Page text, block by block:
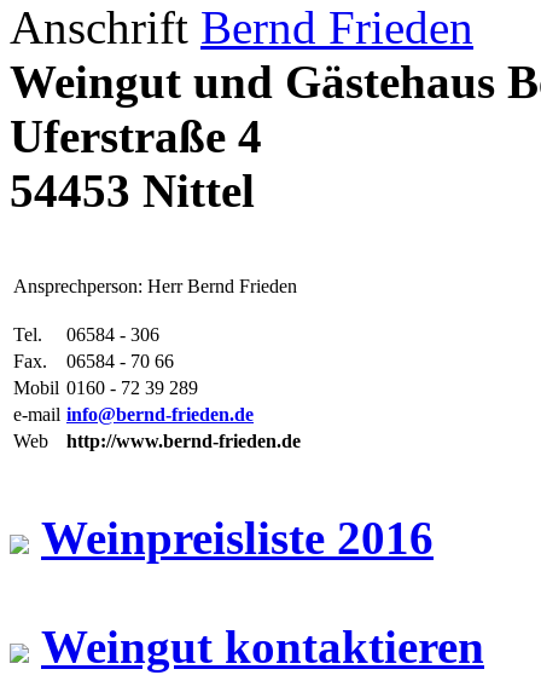
Anschrift
Weingut und Gästehaus
Uferstraße 4
54453 Nittel
Ansprechperson: Herr Bernd Frieden
Tel.
06584 - 306
Fax.
06584 - 70 66
Mobil 0160 - 72 39 289
e-mail info@bernd-frieden.de
Web
http://www.bernd-frieden.de
Weinpreisliste 2016
Weingut kontaktieren